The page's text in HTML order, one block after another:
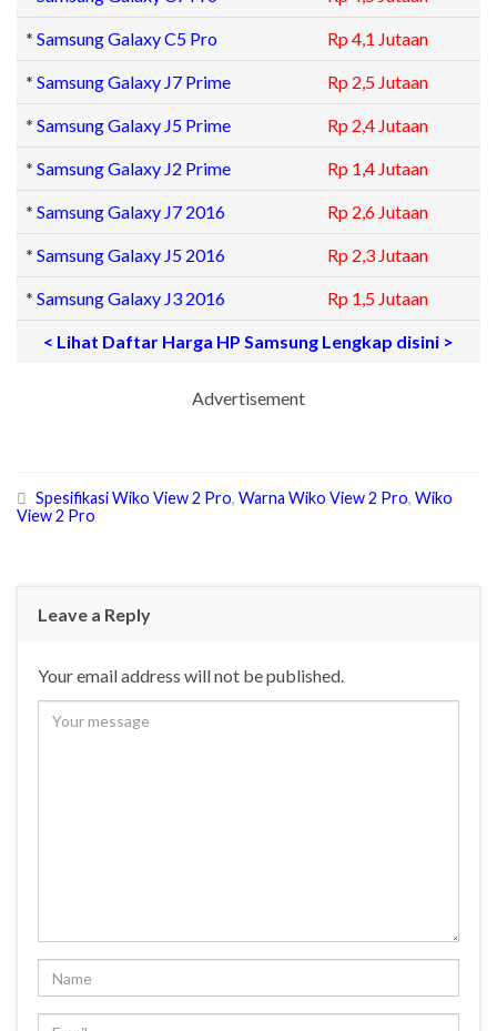
* Samsung Galaxy C5 Pro Rp 4,1 Jutaan
* Samsung Galaxy J7 Prime Rp 2,5 Jutaan
* Samsung Galaxy J5 Prime Rp 2,4 Jutaan
* Samsung Galaxy J2 Prime Rp 1,4 Jutaan
* Samsung Galaxy J7 2016 Rp 2,6 Jutaan
* Samsung Galaxy J5 2016 Rp 2,3 Jutaan
* Samsung Galaxy J3 2016 Rp 1,5 Jutaan
< Lihat Daftar Harga HP Samsung Lengkap disini >
Advertisement
Spesifikasi Wiko View 2 Pro, Warna Wiko View 2 Pro, Wiko
View 2 Pro
Leave a Reply
Your email address will not be published.